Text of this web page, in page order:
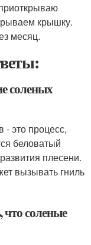
крышку.
месяц.
соленых
- это процесс,
беловатый
плесени.
вызывать гниль
соленые